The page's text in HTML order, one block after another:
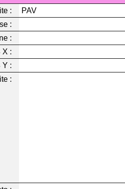
:
PAV
:
:
X :
Y :
: